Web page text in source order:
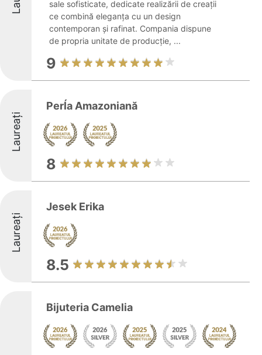
sale sofisticate, dedicate realizării de creații
ce combină eleganța cu un design
contemporan și rafinat. Compania dispune
de propria unitate de producție, ...
9
Laureați
Perĺa Amazoniană
8
Laureați
Jesek Erika
8.5
Bijuteria Camelia